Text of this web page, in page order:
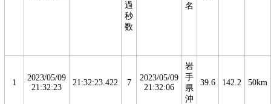
過
秒
数
名
1
2023/05/09
21:32:23
21:32:23.422 7
2023/05/09
21:32:06
岩
手
県
沖
39.6 142.2 50km